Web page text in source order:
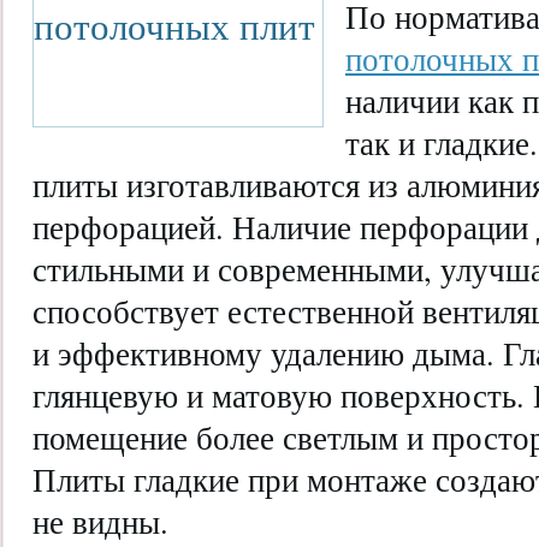
По
потолочных
наличии как
так и
плиты изготавливаются из
перфорацией. Наличие перфорации
стильными и современными,
способствует естественной
и эффективному удалению дыма.
глянцевую и матовую поверхность.
помещение более светлым и
Плиты гладкие при монтаже
не видны.